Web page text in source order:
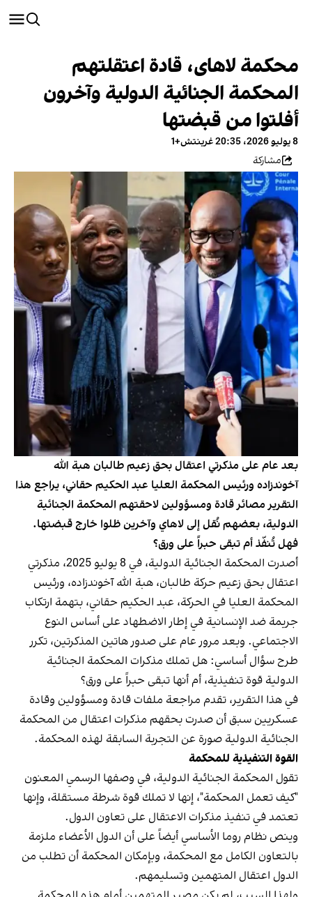
محکمة لاهای، قادة اعتقلتهم
المحكمة الجنائية الدولية وآخرون
أفلتوا من قبضتها
8 يوليو 2026، 20:35 غرينتش+1
مشاركة
بعد عام على مذكرتي اعتقال بحق زعيم طالبان هبة الله
آخوندزاده ورئيس المحكمة العليا عبد الحكيم حقاني، يراجع هذا
التقرير مصائر قادة ومسؤولين لاحقتهم المحكمة الجنائية
الدولية، بعضهم نُقل إلى لاهاي وآخرين ظلوا خارج قبضتها.
فهل تُنفّذ أم تبقى حبراً على ورق؟
أصدرت المحكمة الجنائية الدولية، في 8 يوليو 2025، مذكرتي
اعتقال بحق زعيم حركة طالبان، هبة الله آخوندزاده، ورئيس
المحكمة العليا في الحركة، عبد الحكيم حقاني، بتهمة ارتكاب
جريمة ضد الإنسانية في إطار الاضطهاد على أساس النوع
الاجتماعي. وبعد مرور عام على صدور هاتين المذكرتين، تكرر
طرح سؤال أساسي: هل تملك مذكرات المحكمة الجنائية
الدولية قوة تنفيذية، أم أنها تبقى حبراً على ورق؟
في هذا التقرير، تقدم مراجعة ملفات قادة ومسؤولين وقادة
عسكريين سبق أن صدرت بحقهم مذكرات اعتقال من المحكمة
الجنائية الدولية صورة عن التجربة السابقة لهذه المحكمة.
القوة التنفيذية للمحكمة
تقول المحكمة الجنائية الدولية، في وصفها الرسمي المعنون
"كيف تعمل المحكمة"، إنها لا تملك قوة شرطة مستقلة، وإنها
تعتمد في تنفيذ مذكرات الاعتقال على تعاون الدول.
وينص نظام روما الأساسي أيضاً على أن الدول الأعضاء ملزمة
بالتعاون الكامل مع المحكمة، وبإمكان المحكمة أن تطلب من
الدول اعتقال المتهمين وتسليمهم.